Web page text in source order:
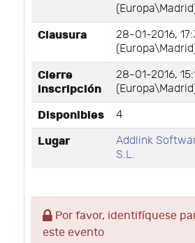
Clausura
28-01-2016,
Cierre
inscripción
28-01-2016,
Disponibles 4
Lugar
Addlink
S.L.
Por favor, identifíquese
este evento